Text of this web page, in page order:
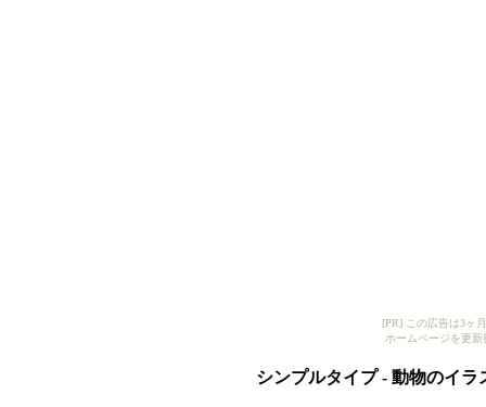
[PR] この広告は3ヶ
ホームページを更
シンプルタイプ - 動物のイ